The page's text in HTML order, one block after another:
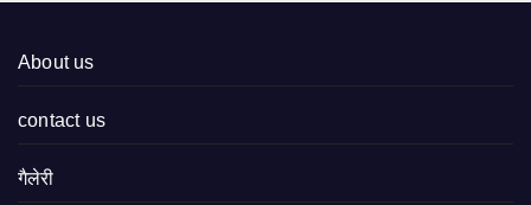
About us
contact us
गैलेरी